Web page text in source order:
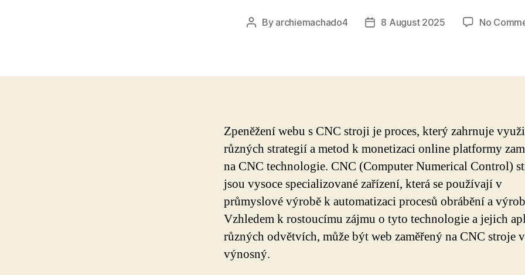
Post
By archiemachado4
Post8 August 2025 No
Zpeněžení webu s CNC stroji je proces, který zahrnuje
různých strategií a metod k monetizaci online platformy
na CNC technologie. CNC (Computer Numerical Control)
jsou vysoce specializované zařízení, která se používají v
průmyslové výrobě k automatizaci procesů obrábění a
Vzhledem k rostoucímu zájmu o tyto technologie a jejich
různých odvětvích, může být web zaměřený na CNC stroje
výnosný.